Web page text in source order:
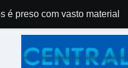
é preso com vasto material
para 300 pássaros
Imperatriz tem casa cheia